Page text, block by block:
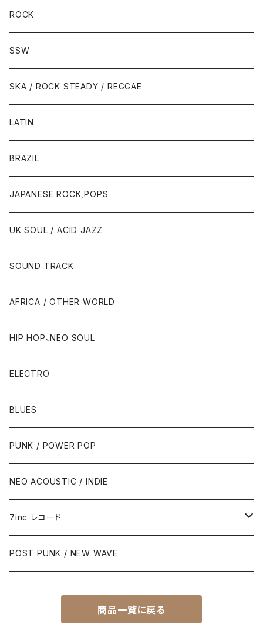
ROCK
SSW
SKA / ROCK STEADY / REGGAE
LATIN
BRAZIL
JAPANESE ROCK,POPS
UK SOUL / ACID JAZZ
SOUND TRACK
AFRICA / OTHER WORLD
HIP HOP、NEO SOUL
ELECTRO
BLUES
PUNK / POWER POP
NEO ACOUSTIC / INDIE
7inc レコード
PUNK / 2TONE
SKA / ROCK STEADY / REGGAE
POST PUNK / NEW WAVE
商品一覧に戻る